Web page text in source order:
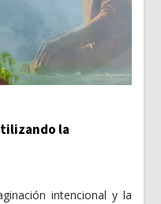
la
intencional y la